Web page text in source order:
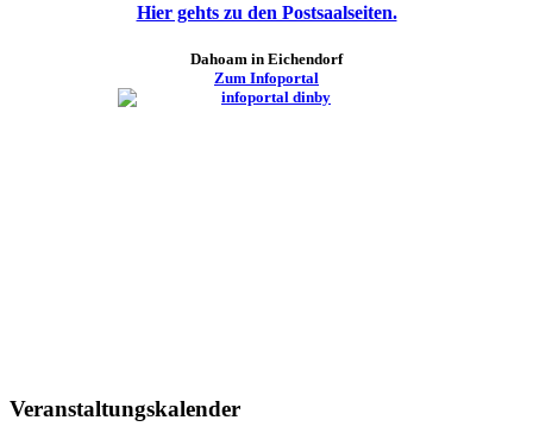
Hier gehts zu den Postsaalseiten.
Dahoam in Eichendorf
Zum Infoportal
Veranstaltungskalender